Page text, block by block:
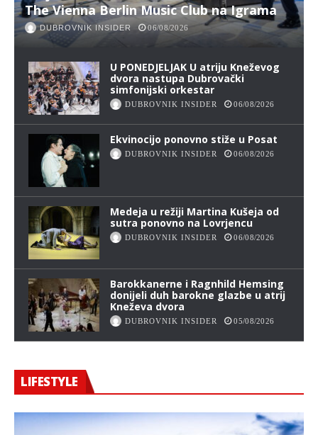
The Vienna Berlin Music Club na Igrama
DUBROVNIK INSIDER 06/08/2026
U PONEDJELJAK U atriju Kneževog
dvora nastupa Dubrovački
simfonijski orkestar
DUBROVNIK INSIDER 06/08/2026
Ekvinocijo ponovno stiže u Posat
DUBROVNIK INSIDER 06/08/2026
Medeja u režiji Martina Kušeja od
sutra ponovno na Lovrjencu
DUBROVNIK INSIDER 06/08/2026
Barokkanerne i Ragnhild Hemsing
donijeli duh barokne glazbe u atrij
Kneževa dvora
DUBROVNIK INSIDER 05/08/2026
LIFESTYLE